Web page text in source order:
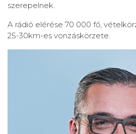
szerepelnek.
A rádió elérése 70 000 fő,
25-30km-es vonzáskörzete.